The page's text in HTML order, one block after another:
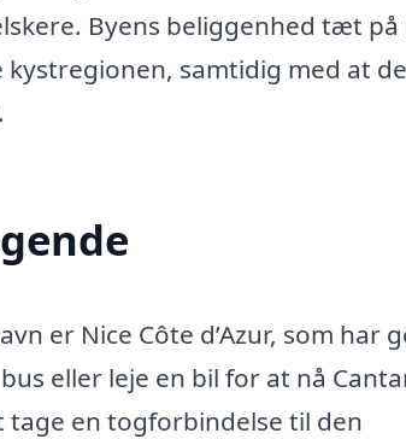
Byens beliggenhed tæt på
samtidig med at
er Nice Côte d’Azur, som har
eller leje en bil for at nå
en togforbindelse til den